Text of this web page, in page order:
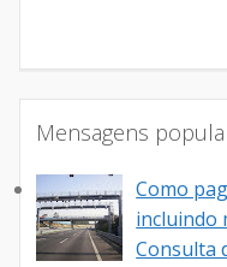
Mensagens
Como
incluindo
Consulta